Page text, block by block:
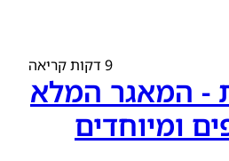
9 דקות קריאה
- המאגר המלא
ומיוחדים